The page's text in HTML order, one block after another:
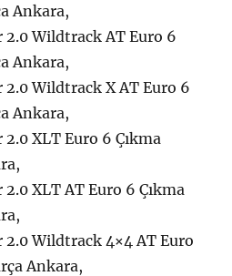
Ankara,
2.0 Wildtrack AT Euro 6
Ankara,
2.0 Wildtrack X AT Euro 6
Ankara,
XLT Euro 6 Çıkma
XLT AT Euro 6 Çıkma
2.0 Wildtrack 4×4 AT Euro
Ankara,